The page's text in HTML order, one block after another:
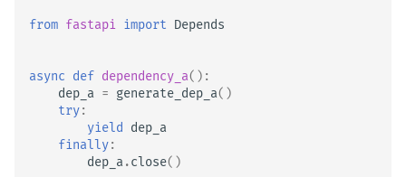
from fastapi import Depends
async def dependency_a():
dep_a = generate_dep_a()
try:
yield dep_a
finally:
dep_a .close()